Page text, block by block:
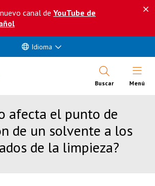
canal de YouTube de
Idioma
Buscar Abrir
Menú
afecta el punto de
de un solvente a los
de la limpieza?